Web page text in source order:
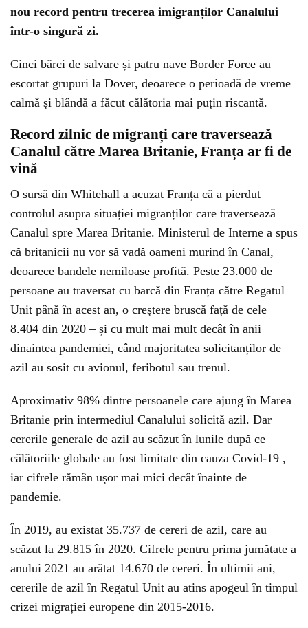
nou record pentru trecerea imigranților Canalului
într-o singură zi.
Cinci bărci de salvare și patru nave Border Force au
escortat grupuri la Dover, deoarece o perioadă de vreme
calmă și blândă a făcut călătoria mai puțin riscantă.
Record zilnic de migranți care traversează
Canalul către Marea Britanie, Franța ar fi de
vină
O sursă din Whitehall a acuzat Franța că a pierdut
controlul asupra situației migranților care traversează
Canalul spre Marea Britanie. Ministerul de Interne a spus
că britanicii nu vor să vadă oameni murind în Canal,
deoarece bandele nemiloase profită. Peste 23.000 de
persoane au traversat cu barcă din Franța către Regatul
Unit până în acest an, o creștere bruscă față de cele
8.404 din 2020 – și cu mult mai mult decât în ​​anii
dinaintea pandemiei, când majoritatea solicitanților de
azil au sosit cu avionul, feribotul sau trenul.
Aproximativ 98% dintre persoanele care ajung în Marea
Britanie prin intermediul Canalului solicită azil. Dar
cererile generale de azil au scăzut în lunile după ce
călătoriile globale au fost limitate din cauza Covid-19 ,
iar cifrele rămân ușor mai mici decât înainte de
pandemie.
În 2019, au existat 35.737 de cereri de azil, care au
scăzut la 29.815 în 2020. Cifrele pentru prima jumătate a
anului 2021 au arătat 14.670 de cereri. În ultimii ani,
cererile de azil în Regatul Unit au atins apogeul în timpul
crizei migrației europene din 2015-2016.